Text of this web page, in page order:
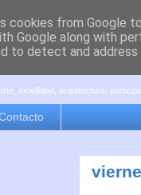
movilidad, arquitectura,
cookies from Google
Google along with
to detect and address